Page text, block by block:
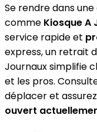
Se rendre dans
comme Kiosque A
service rapide et
express, un retrait
Journaux simplifie
et les pros.
déplacer et
ouvert